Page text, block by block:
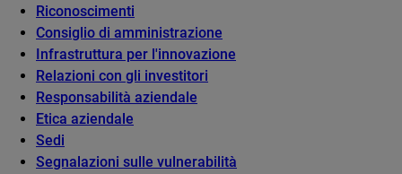
Riconoscimenti
Consiglio di amministrazione
Infrastruttura per l'innovazione
Relazioni con gli investitori
Responsabilità aziendale
Etica aziendale
Sedi
Segnalazioni sulle vulnerabilità